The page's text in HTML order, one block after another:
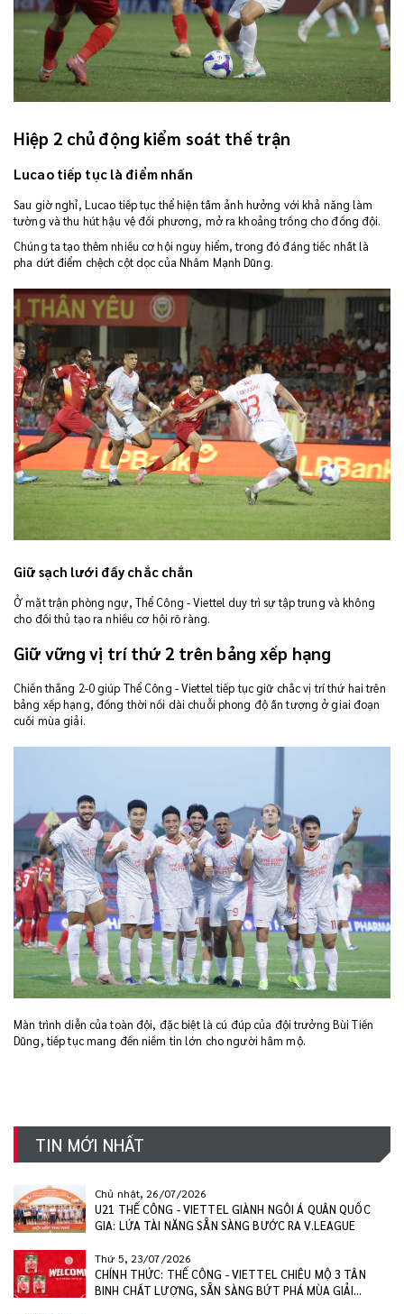
Hiệp 2 chủ động kiểm soát thế trận
Lucao tiếp tục là điểm nhấn
Sau giờ nghỉ, Lucao tiếp tục thể hiện tầm ảnh hưởng với khả năng làm
tường và thu hút hậu vệ đối phương, mở ra khoảng trống cho đồng đội.
Chúng ta tạo thêm nhiều cơ hội nguy hiểm, trong đó đáng tiếc nhất là
pha dứt điểm chệch cột dọc của Nhâm Mạnh Dũng.
Giữ sạch lưới đầy chắc chắn
Ở mặt trận phòng ngự, Thể Công - Viettel duy trì sự tập trung và không
cho đối thủ tạo ra nhiều cơ hội rõ ràng.
Giữ vững vị trí thứ 2 trên bảng xếp hạng
Chiến thắng 2-0 giúp Thể Công - Viettel tiếp tục giữ chắc vị trí thứ hai trên
bảng xếp hạng, đồng thời nối dài chuỗi phong độ ấn tượng ở giai đoạn
cuối mùa giải.
Màn trình diễn của toàn đội, đặc biệt là cú đúp của đội trưởng Bùi Tiến
Dũng, tiếp tục mang đến niềm tin lớn cho người hâm mộ.
TIN MỚI NHẤT
Chủ nhật, 26/07/2026
U21 THỂ CÔNG - VIETTEL GIÀNH NGÔI Á QUÂN QUỐC
GIA: LỨA TÀI NĂNG SẴN SÀNG BƯỚC RA V.LEAGUE
Thứ 5, 23/07/2026
CHÍNH THỨC: THỂ CÔNG - VIETTEL CHIÊU MỘ 3 TÂN
BINH CHẤT LƯỢNG, SẴN SÀNG BỨT PHÁ MÙA GIẢI